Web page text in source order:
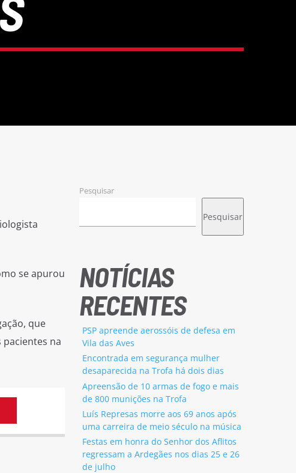
se apurou
que
na
Pesquisar
Pesquisar
NOTÍCIAS
RECENTES
PSP apreende aerossóis de defesa em
Vila das Aves
Encontrada em segurança mulher
desaparecida na Trofa há dois dias
Apreensão de 10 armas de fogo e mais
de 800 munições na Trofa
Luís Represas morre aos 69 anos após
uma carreira de meio século na música
Festas em honra do Senhor dos Aflitos
regressam a Ardegães nos dias 25 e 26
de julho